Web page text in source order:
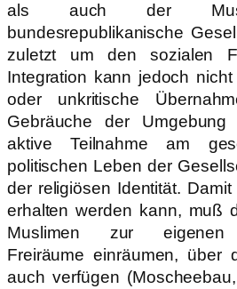
als auch der
bundesrepublikanische
zuletzt um den sozialen
Integration kann jedoch
oder unkritische
Gebräuche der Umgebung
aktive Teilnahme am
politischen Leben der
der religiösen Identität.
erhalten werden kann, muß
Muslimen zur eigenen
Freiräume einräumen, über
auch verfügen